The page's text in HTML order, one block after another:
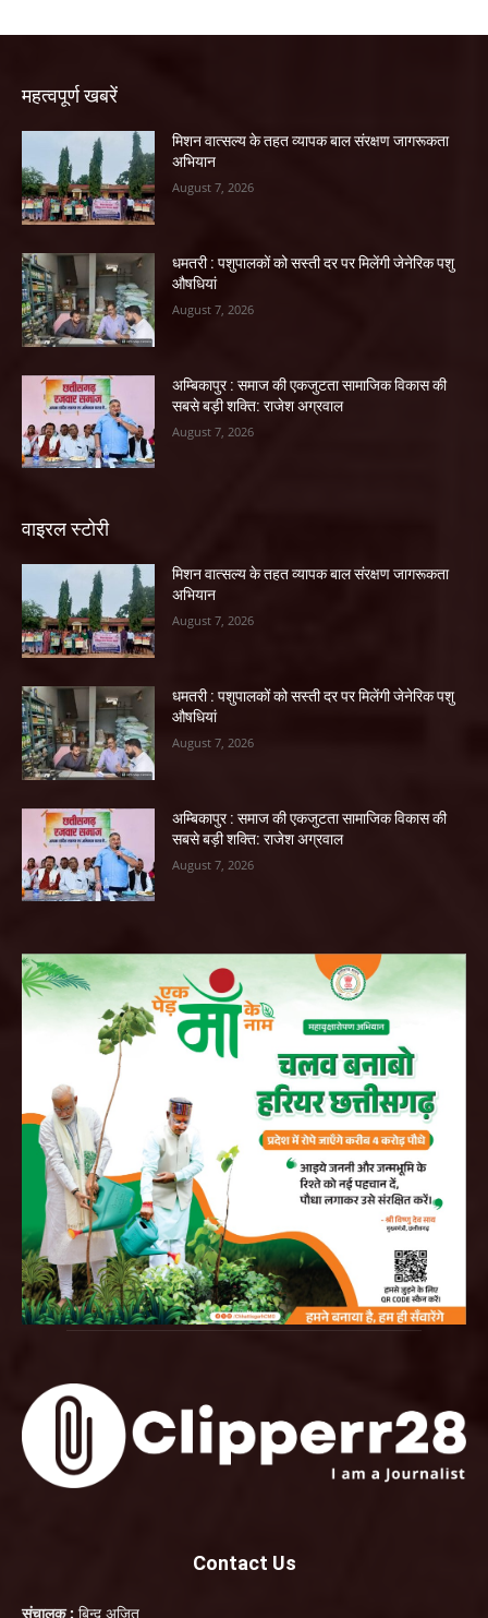
महत्वपूर्ण खबरें
मिशन वात्सल्य के तहत व्यापक बाल संरक्षण जागरूकता
अभियान
August 7, 2026
धमतरी : पशुपालकों को सस्ती दर पर मिलेंगी जेनेरिक पशु
औषधियां
August 7, 2026
अम्बिकापुर : समाज की एकजुटता सामाजिक विकास की
सबसे बड़ी शक्ति: राजेश अग्रवाल
August 7, 2026
वाइरल स्टोरी
मिशन वात्सल्य के तहत व्यापक बाल संरक्षण जागरूकता
अभियान
August 7, 2026
धमतरी : पशुपालकों को सस्ती दर पर मिलेंगी जेनेरिक पशु
औषधियां
August 7, 2026
अम्बिकापुर : समाज की एकजुटता सामाजिक विकास की
सबसे बड़ी शक्ति: राजेश अग्रवाल
August 7, 2026
Contact Us
संचालक : बिन्दु अजित